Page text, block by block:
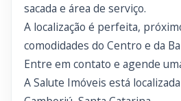
sacada e área de serviço.
A localização é perfeita,
comodidades do Centro e da
Entre em contato e agende
A Salute Imóveis está